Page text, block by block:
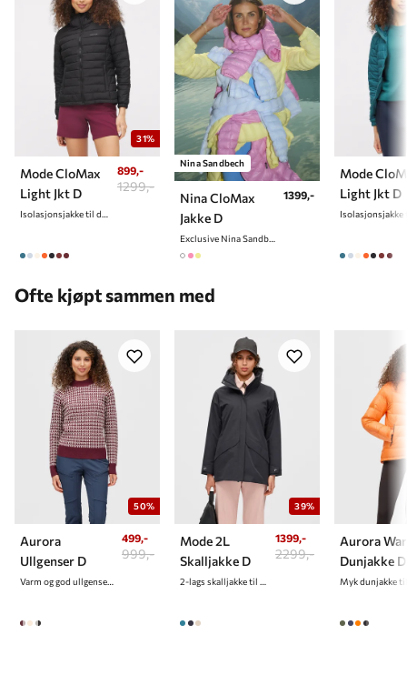
31%
Mode CloMax
Light Jkt D
Isolasjonsjakke til dame
899,-
1299,-
Nina Sandbech
Nina CloMax
Jakke D
Exclusive Nina Sandbech Edition
1399,-
Mode
Light Jkt D
Ofte kjøpt sammen med
50%
Aurora
Ullgenser D
Varm og god ullgenser til dame
499,-
999,-
39%
Mode 2L
Skalljakke D
2-lags skalljakke til dame
1399,-
2299,-
Aurora
Dunjakke D